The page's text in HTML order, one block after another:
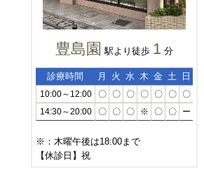
豊島園 駅より徒歩 1 分
診療時間 月 火 水 木 金 土 日
10:00～12:00 〇 〇 〇 〇 〇 〇
〇
14:30～20:00
〇 〇 〇 ※ 〇 〇 ー
※：木曜午後は18:00まで
【休診日】祝